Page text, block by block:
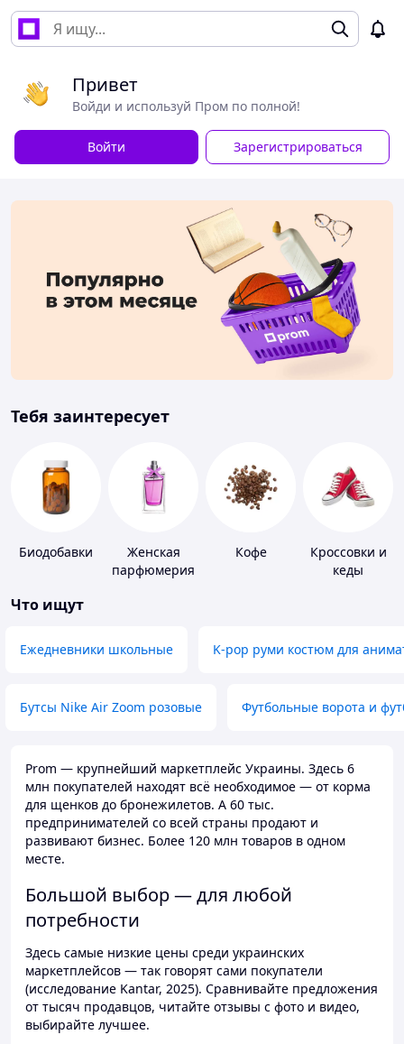
Привет
Войди и используй Пром по полной!
Войти Зарегистрироваться
Тебя заинтересует
Биодобавки
Женская
парфюмерия
Кофе
Кроссовки и
кеды
Что ищут
Ежедневники школьные K-pop руми костюм для
Бутсы Nike Air Zoom розовые Футбольные ворота и
Prom — крупнейший маркетплейс Украины. Здесь 6
млн покупателей находят всё необходимое — от корма
для щенков до бронежилетов. А 60 тыс.
предпринимателей со всей страны продают и
развивают бизнес. Более 120 млн товаров в одном
месте.
Большой выбор — для любой
потребности
Здесь самые низкие цены среди украинских
маркетплейсов — так говорят сами покупатели
(исследование Kantar, 2025). Сравнивайте предложения
от тысяч продавцов, читайте отзывы с фото и видео,
выбирайте лучшее.